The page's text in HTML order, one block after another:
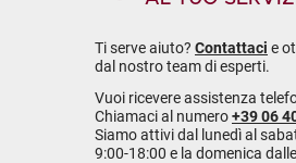
Ti serve aiuto? Contattaci e
dal nostro team di esperti.
Vuoi ricevere assistenza
Chiamaci al numero+39 06
Siamo attivi dal lunedì al
9:00-18:00 e la domenica